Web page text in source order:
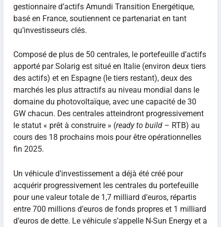
gestionnaire d’actifs Amundi Transition Energétique,
basé en France, soutiennent ce partenariat en tant
qu’investisseurs clés.
Composé de plus de 50 centrales, le portefeuille d’actifs
apporté par Solarig est situé en Italie (environ deux tiers
des actifs) et en Espagne (le tiers restant), deux des
marchés les plus attractifs au niveau mondial dans le
domaine du photovoltaïque, avec une capacité de 30
GW chacun. Des centrales atteindront progressivement
le statut « prêt à construire » (ready to build– RTB) au
cours des 18 prochains mois pour être opérationnelles
fin 2025.
Un véhicule d’investissement a déjà été créé pour
acquérir progressivement les centrales du portefeuille
pour une valeur totale de 1,7 milliard d’euros, répartis
entre 700 millions d’euros de fonds propres et 1 milliard
d’euros de dette. Le véhicule s’appelle N-Sun Energy et a